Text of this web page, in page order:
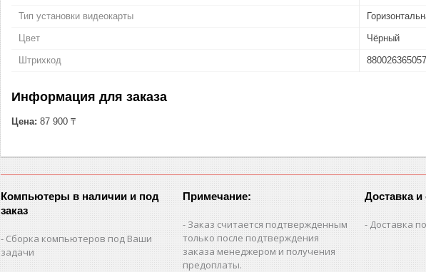
Тип установки видеокарты
Цвет Чёрный
Штрихкод
Информация для заказа
Цена: 87 900 ₸
Компьютеры в наличии и под
заказ
Сборка компьютеров под Ваши
задачи
Примечание:
Заказ считается подтвержденным
только после подтверждения
заказа менеджером и получения
предоплаты.
Доставка и
Доставка